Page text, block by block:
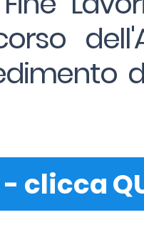
- clicca